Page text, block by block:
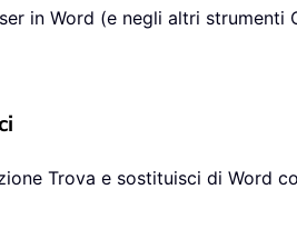
in Word (e negli altri
Trova e sostituisci di Word